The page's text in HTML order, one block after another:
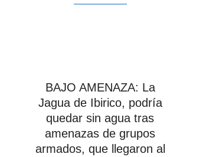
BAJO AMENAZA: La
Jagua de Ibirico, podría
quedar sin agua tras
amenazas de grupos
armados, que llegaron al